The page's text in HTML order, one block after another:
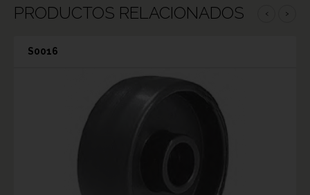
PRODUCTOS RELACIONADOS ‹ ›
S0016